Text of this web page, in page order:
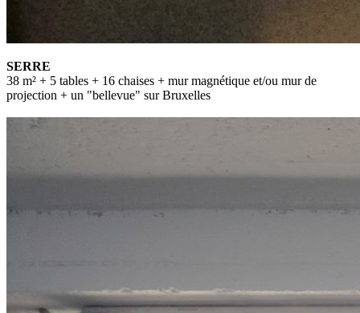
SERRE
38 m² + 5 tables + 16 chaises + mur magnétique et/ou mur de
projection + un "bellevue" sur Bruxelles